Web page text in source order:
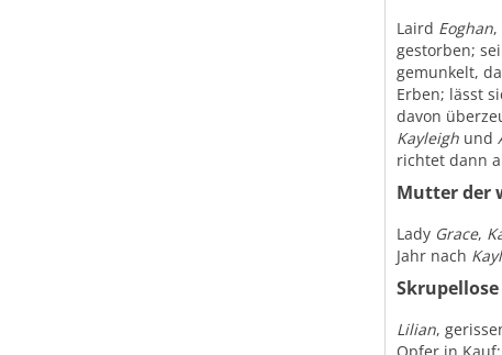
Laird Eoghan,
gestorben;
gemunkelt,
Erben; lässt
davon
Kayleighund
richtet dann
Mutter der
Lady Grace,
Jahr nach
Lilian,